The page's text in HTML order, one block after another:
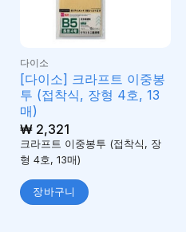
다이소
[다이소] 크라프트 이중봉
투 (접착식, 장형 4호, 13
매)
₩2,321
크라프트 이중봉투 (접착식, 장
형 4호, 13매)
장바구니